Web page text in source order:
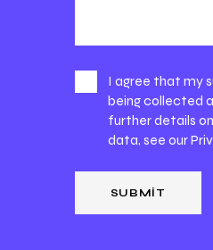
I agree that my
being collected
further details
data, see our